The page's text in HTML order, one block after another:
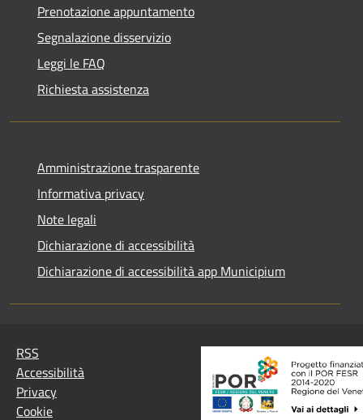
Prenotazione appuntamento
Segnalazione disservizio
Leggi le FAQ
Richiesta assistenza
Amministrazione trasparente
Informativa privacy
Note legali
Dichiarazione di accessibilità
Dichiarazione di accessibilità app Municipium
RSS
Accessibilità
Privacy
Cookie